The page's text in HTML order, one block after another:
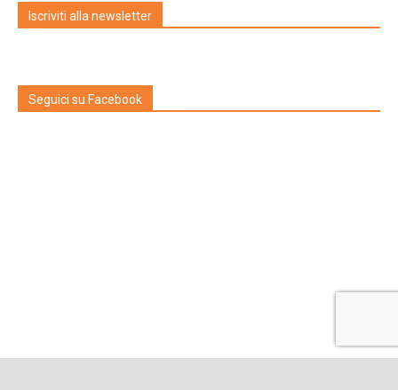
Iscriviti alla newsletter
Seguici su Facebook